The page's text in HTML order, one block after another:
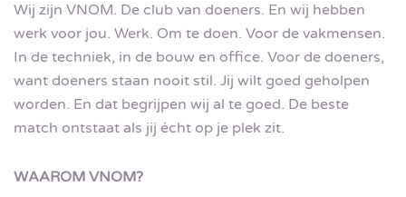
Wij zijn VNOM. De club van doeners. En wij hebben
werk voor jou. Werk. Om te doen. Voor de vakmensen.
In de techniek, in de bouw en office. Voor de doeners,
want doeners staan nooit stil. Jij wilt goed geholpen
worden. En dat begrijpen wij al te goed. De beste
match ontstaat als jij écht op je plek zit.
WAAROM VNOM?